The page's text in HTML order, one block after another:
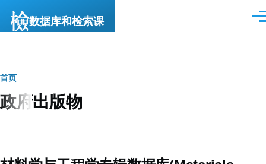
数据库和检索课
菜
面
包
首页
政府出版物